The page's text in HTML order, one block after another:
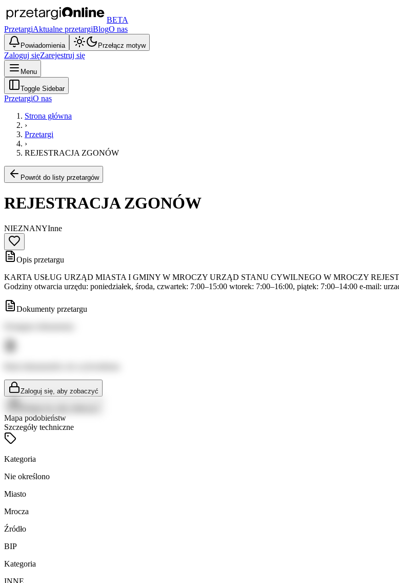
BETA
PrzetargiAktualne przetargiBlogO nas
Powiadomienia Przełącz motyw
Zaloguj sięZarejestruj się
Menu
Toggle Sidebar
PrzetargiO nas
Strona główna
›
Przetargi
›
REJESTRACJA ZGONÓW
Powrót do listy przetargów
REJESTRACJA ZGONÓW
NIEZNANYInne
Opis przetargu
KARTA USŁUG URZĄD MIASTA I GMINY W MROCZY URZĄD STANU CYWILNEGO W MROCZY
Godziny otwarcia urzędu: poniedziałek, środa, czwartek: 7:00–15:00 wtorek: 7:00–16:00, piątek: 7:00–14:00 e-mail:
Dokumenty przetargu
Zaloguj się, aby zobaczyć
Mapa podobieństw
Szczegóły techniczne
Kategoria
Nie określono
Miasto
Mrocza
Źródło
BIP
Kategoria
INNE